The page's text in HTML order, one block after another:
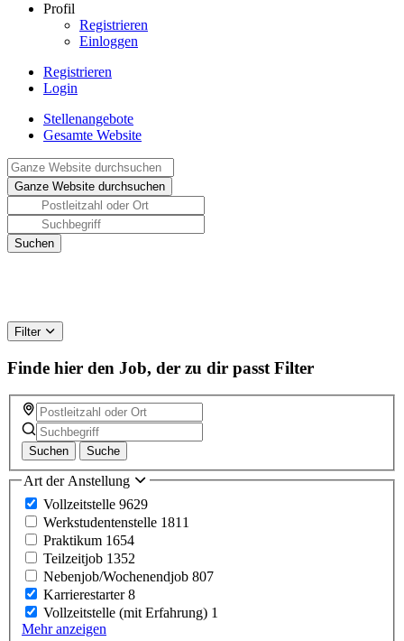
Profil
Registrieren
Einloggen
Registrieren
Login
Stellenangebote
Gesamte Website
Filter
Finde hier den Job, der zu dir passt Filter
Suchen Suche
Art der Anstellung
Vollzeitstelle 9629
Werkstudentenstelle 1811
Praktikum 1654
Teilzeitjob 1352
Nebenjob/Wochenendjob 807
Karrierestarter8
Vollzeitstelle (mit Erfahrung) 1
Mehr anzeigen